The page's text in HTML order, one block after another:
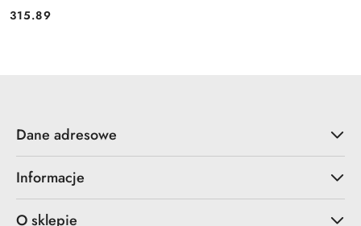
Cena:
315.89
Dane adresowe
Informacje
O sklepie